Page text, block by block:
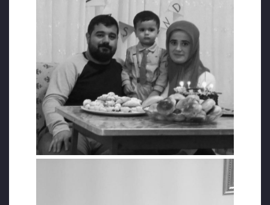
“Eşimi, çocuğumu, kayıp etmeme rağmen
normalde duyulsa gülüp geçilecek sebeplerle
beni de tutuklayıp zindana attınız. 2 canımı
bile toprağa vermeme müsaade etmeyerek
yapılan soykırımı yüreğime kazıdınız.
Vereceğiniz hiçbir ceza denizden tekneye
çıkardığımda sessizce yatan gözleri bu
dünyaya kapanmış bebelere bakarken
yaşadığım acının yakınından dahi geçemez.
Üç günahsız sabinin ve onlarcasının katili
olmak zorunda bırakılan sözde adaletten
kahramanca, rahat rahat bana verebilirsiniz.